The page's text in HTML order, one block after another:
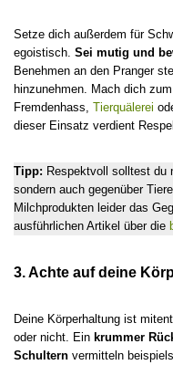
Setze dich außerdem für
egoistisch. Sei mutig und
Benehmen an den Pranger
hinzunehmen. Mach dich
Fremdenhass, Tierquälerei
dieser Einsatz verdient
Tipp: Respektvoll solltest du
sondern auch gegenüber
Milchprodukten leider das
ausführlichen Artikel über die
3. Achte auf deine
Deine Körperhaltung ist
oder nicht. Ein krummer
Schultern vermitteln